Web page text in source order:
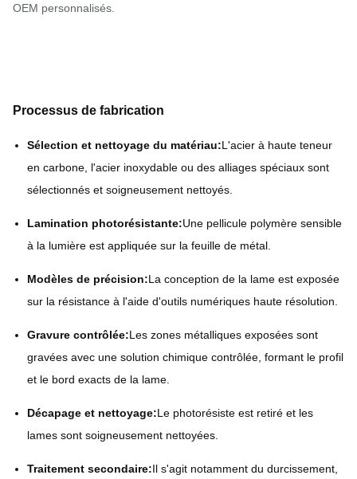
OEM personnalisés.
Processus de fabrication
Sélection et nettoyage du matériau:L'acier à haute teneur
en carbone, l'acier inoxydable ou des alliages spéciaux sont
sélectionnés et soigneusement nettoyés.
Lamination photorésistante:Une pellicule polymère sensible
à la lumière est appliquée sur la feuille de métal.
Modèles de précision:La conception de la lame est exposée
sur la résistance à l'aide d'outils numériques haute résolution.
Gravure contrôlée:Les zones métalliques exposées sont
gravées avec une solution chimique contrôlée, formant le profil
et le bord exacts de la lame.
Décapage et nettoyage:Le photorésiste est retiré et les
lames sont soigneusement nettoyées.
Traitement secondaire:Il s'agit notamment du durcissement,